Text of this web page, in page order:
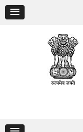
content